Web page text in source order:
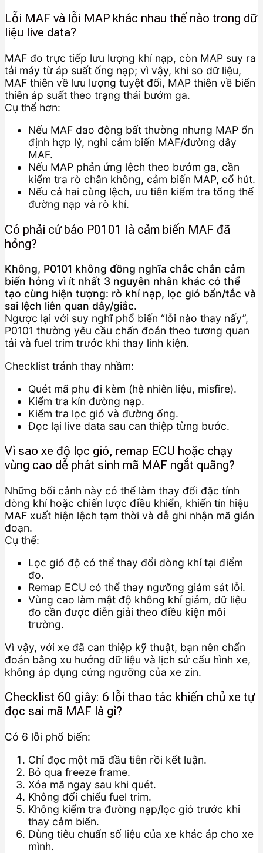
Lỗi MAF và lỗi MAP khác nhau thế nào trong dữ
liệu live data?
MAF đo trực tiếp lưu lượng khí nạp, còn MAP suy ra
tải máy từ áp suất ống nạp; vì vậy, khi so dữ liệu,
MAF thiên về lưu lượng tuyệt đối, MAP thiên về biến
thiên áp suất theo trạng thái bướm ga.
Cụ thể hơn:
Nếu MAF dao động bất thường nhưng MAP ổn
định hợp lý, nghi cảm biến MAF/đường dây
MAF.
Nếu MAP phản ứng lệch theo bướm ga, cần
kiểm tra rò chân không, cảm biến MAP, cổ hút.
Nếu cả hai cùng lệch, ưu tiên kiểm tra tổng thể
đường nạp và rò khí.
Có phải cứ báo P0101 là cảm biến MAF đã
hỏng?
Không, P0101 không đồng nghĩa chắc chắn cảm
biến hỏng vì ít nhất 3 nguyên nhân khác có thể
tạo cùng hiện tượng: rò khí nạp, lọc gió bẩn/tắc và
sai lệch liên quan dây/giắc.
Ngược lại với suy nghĩ phổ biến “lỗi nào thay nấy”,
P0101 thường yêu cầu chẩn đoán theo tương quan
tải và fuel trim trước khi thay linh kiện.
Checklist tránh thay nhầm:
Quét mã phụ đi kèm (hệ nhiên liệu, misfire).
Kiểm tra kín đường nạp.
Kiểm tra lọc gió và đường ống.
Đọc lại live data sau can thiệp từng bước.
Vì sao xe độ lọc gió, remap ECU hoặc chạy
vùng cao dễ phát sinh mã MAF ngắt quãng?
Những bối cảnh này có thể làm thay đổi đặc tính
dòng khí hoặc chiến lược điều khiển, khiến tín hiệu
MAF xuất hiện lệch tạm thời và dễ ghi nhận mã gián
đoạn.
Cụ thể:
Lọc gió độ có thể thay đổi dòng khí tại điểm
đo.
Remap ECU có thể thay ngưỡng giám sát lỗi.
Vùng cao làm mật độ không khí giảm, dữ liệu
đo cần được diễn giải theo điều kiện môi
trường.
Vì vậy, với xe đã can thiệp kỹ thuật, bạn nên chẩn
đoán bằng xu hướng dữ liệu và lịch sử cấu hình xe,
không áp dụng cứng ngưỡng của xe zin.
Checklist 60 giây: 6 lỗi thao tác khiến chủ xe tự
đọc sai mã MAF là gì?
Có 6 lỗi phổ biến:
Chỉ đọc một mã đầu tiên rồi kết luận.
Bỏ qua freeze frame.
Xóa mã ngay sau khi quét.
Không đối chiếu fuel trim.
Không kiểm tra đường nạp/lọc gió trước khi
thay cảm biến.
Dùng tiêu chuẩn số liệu của xe khác áp cho xe
mình.